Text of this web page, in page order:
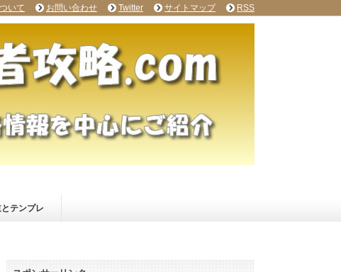
テンプレ
いて お問い合わせ Twitter サイトマップ RSS